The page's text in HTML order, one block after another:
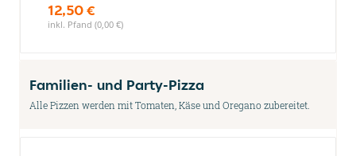
12,50 €
inkl. Pfand (0,00 €)
Familien- und Party-Pizza
Alle Pizzen werden mit Tomaten, Käse und Oregano zubereitet.